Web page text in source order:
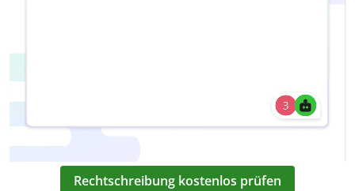
Rechtschreibung kostenlos prüfen